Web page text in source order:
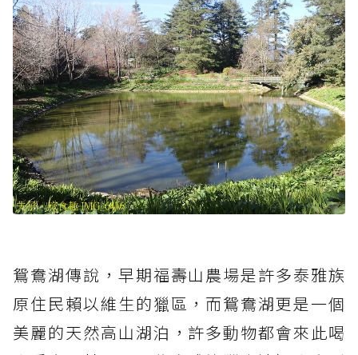
鴛鴦湖傳說，早期福壽山農場是許多泰雅族
原住民賴以維生的獵區，而鴛鴦湖更是一個
美麗的天然高山湖泊，許多動物都會來此喝